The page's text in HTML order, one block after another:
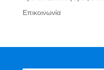
Επικοινωνία